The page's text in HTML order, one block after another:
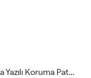
Jandarma Yazılı Koruma Patch Siyah